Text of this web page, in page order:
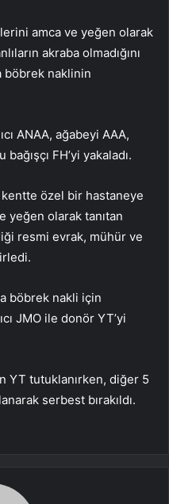
amca ve yeğen olarak
akraba olmadığını
böbrek naklinin
ANAA, ağabeyi AAA,
FH’yi yakaladı.
kentte özel bir hastaneye
yeğen olarak tanıtan
resmi evrak, mühür ve
böbrek nakli için
JMO ile donör YT’yi
YT tutuklanırken, diğer 5
serbest bırakıldı.